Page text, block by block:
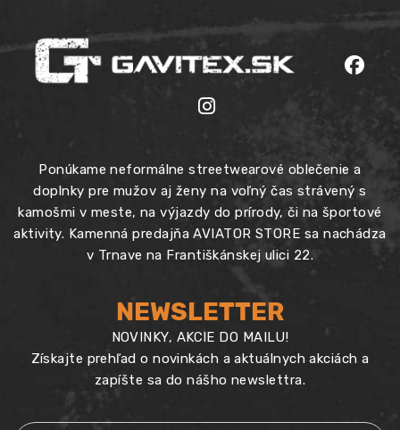
Ponúkame neformálne streetwearové oblečenie a
doplnky pre mužov aj ženy na voľný čas strávený s
kamošmi v meste, na výjazdy do prírody, či na športové
aktivity. Kamenná predajňa AVIATOR STORE sa nachádza
v Trnave na Františkánskej ulici 22.
NEWSLETTER
NOVINKY, AKCIE DO MAILU!
Získajte prehľad o novinkách a aktuálnych akciách a
zapíšte sa do nášho newslettra.